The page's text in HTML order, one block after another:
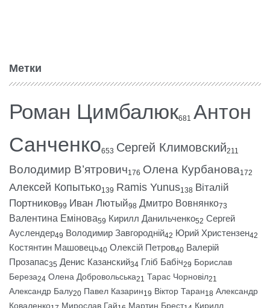
Метки
Роман Цимбалюк681 Антон
Санченко653 Сергей Климовский211
Володимир В’ятрович176 Олена Курбанова172
Алексей Копытько139 Ramis Yunus138 Віталій
Портников99 Иван Лютый98 Дмитро Вовнянко73
Валентина Емінова59 Кирилл Данильченко52 Сергей
Ауслендер49 Володимир Завгородній42 Юрий Христензен42
Костянтин Машовець40 Олексій Петров40 Валерій
Прозапас35 Денис Казанский34 Гліб Бабіч29 Борислав
Береза24 Олена Добровольська21 Тарас Чорновіл21
Александр Балу20 Павел Казарин19 Віктор Таран18 Александр
Коваленко
Мирослав Гай Мартин Брест
Кирилл